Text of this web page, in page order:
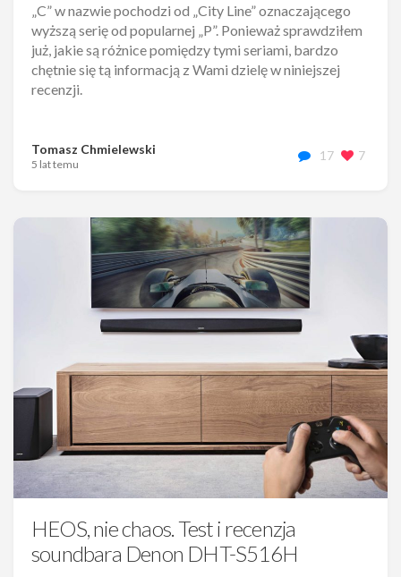
„C” w nazwie pochodzi od „City Line” oznaczającego
wyższą serię od popularnej „P”. Ponieważ sprawdziłem
już, jakie są różnice pomiędzy tymi seriami, bardzo
chętnie się tą informacją z Wami dzielę w niniejszej
recenzji.
Tomasz Chmielewski
5 lat temu
17 7
HEOS, nie chaos. Test i recenzja
soundbara Denon DHT-S516H